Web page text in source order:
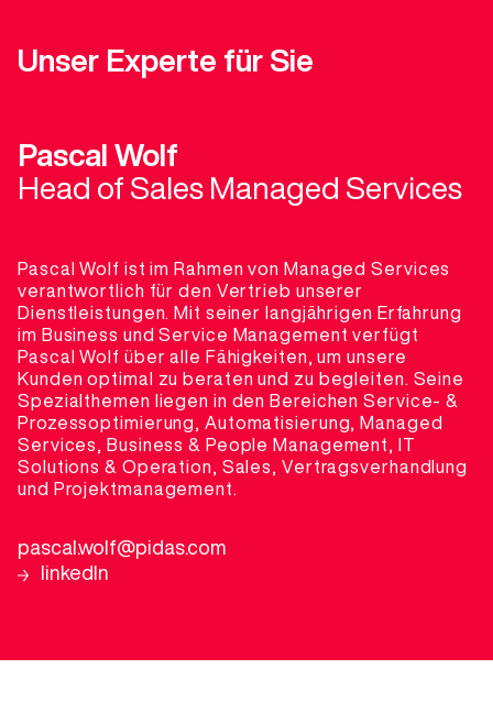
Unser Experte für Sie
Pascal Wolf
Head of Sales Managed Services
Pascal Wolf ist im Rahmen von Managed Services
verantwortlich für den Vertrieb unserer
Dienstleistungen. Mit seiner langjährigen Erfahrung
im Business und Service Management verfügt
Pascal Wolf über alle Fähigkeiten, um unsere
Kunden optimal zu beraten und zu begleiten. Seine
Spezialthemen liegen in den Bereichen Service- &
Prozessoptimierung, Automatisierung, Managed
Services, Business & People Management, IT
Solutions & Operation, Sales, Vertragsverhandlung
und Projektmanagement.
pascal.wolf@pidas.com
linkedIn